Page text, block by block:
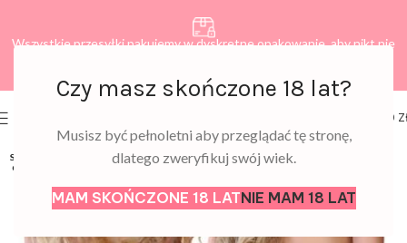
Czy masz skończone 18 lat?
Musisz być pełnoletni aby przeglądać tę stronę,
dlatego zweryfikuj swój wiek.
MAM SKOŃCZONE 18 LATNIE MAM 18 LAT
Wszystkie przesyłki pakujemy w dyskretne opakowanie, aby nikt nie
0,00
SOLD
OUT